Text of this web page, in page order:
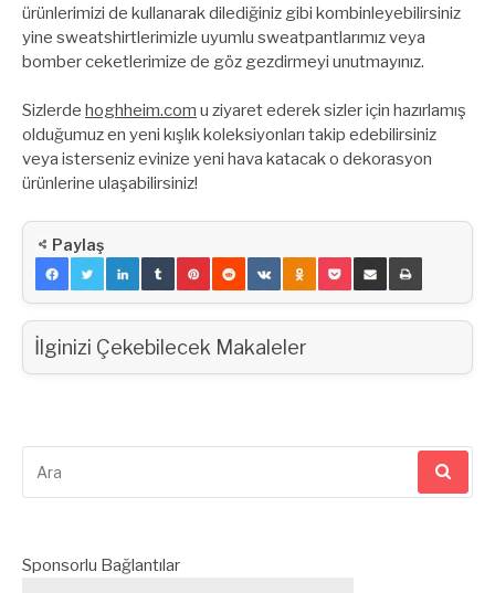
ürünlerimizi de kullanarak dilediğiniz gibi kombinleyebilirsiniz
yine sweatshirtlerimizle uyumlu sweatpantlarımız veya
bomber ceketlerimize de göz gezdirmeyi unutmayınız.
Sizlerde hoghheim.com u ziyaret ederek sizler için hazırlamış
olduğumuz en yeni kışlık koleksiyonları takip edebilirsiniz
veya isterseniz evinize yeni hava katacak o dekorasyon
ürünlerine ulaşabilirsiniz!
Paylaş
İlginizi Çekebilecek Makaleler
yap:
Sponsorlu Bağlantılar